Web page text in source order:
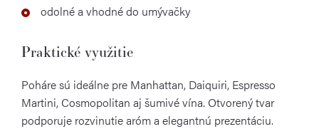
odolné a vhodné do umývačky
Praktické využitie
Poháre sú ideálne pre Manhattan, Daiquiri, Espresso
Martini, Cosmopolitan aj šumivé vína. Otvorený tvar
podporuje rozvinutie aróm a elegantnú prezentáciu.